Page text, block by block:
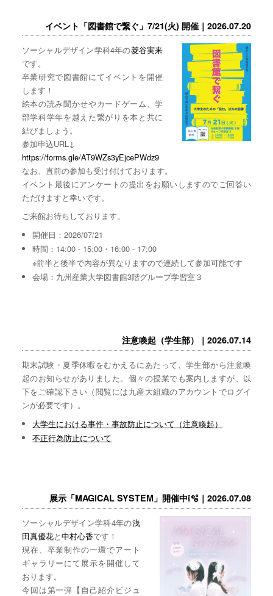
イベント「図書館で繋ぐ」7/21(火) 開催｜2026.07.20
ソーシャルデザイン学科4年の菱谷実来
です。
卒業研究で図書館にてイベントを開催
します！
絵本の読み聞かせやカードゲーム、学
部学科学年を越えた繋がりを本と共に
結びましょう。
参加申込URL↓
https://forms.gle/AT9WZs3yEjcePWdz9
なお、直前の参加も受け付けております。
イベント最後にアンケートの提出をお願いしますのでご回答い
ただけますと幸いです。
ご来館お待ちしております。
開催日：2026/07/21
時間：14:00 - 15:00・16:00 - 17:00
※前半と後半で内容が異なりますので連続して参加可能です
会場：九州産業大学図書館3階グループ学習室３
注意喚起（学生部）｜2026.07.14
期末試験・夏季休暇をむかえるにあたって、学生部から注意喚
起のお知らせがありました。個々の授業でも案内しますが、以
下をご確認下さい（閲覧には九産大組織のアカウントでログイ
ンが必要です）。
大学生における事件・事故防止について（注意喚起）
不正行為防止について
展示「MAGICAL SYSTEM」開催中❕🫧｜2026.07.08
ソーシャルデザイン学科4年の浅
田真優花と中村心香です！
現在、卒業制作の一環でアート
ギャラリーにて展示を開催して
おります。
今回は第一弾【自己紹介ビジュ